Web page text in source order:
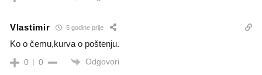
Vlastimir 5 godine prije
Ko o čemu,kurva o poštenju.
0 0 Odgovori